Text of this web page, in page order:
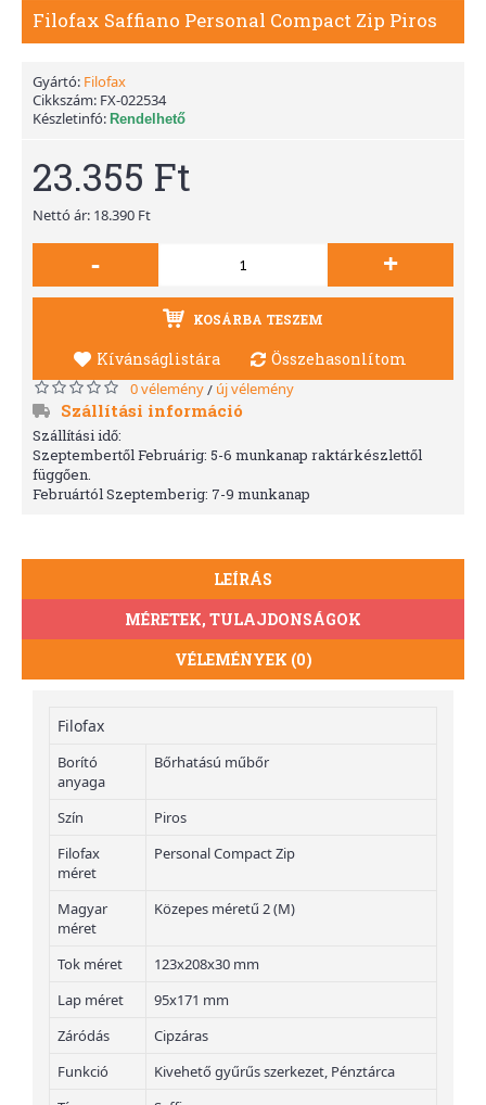
Filofax Saffiano Personal Compact Zip Piros
Gyártó: Filofax
Cikkszám: FX-022534
Készletinfó: Rendelhető
23.355 Ft
Nettó ár: 18.390 Ft
- +
KOSÁRBA TESZEM
Kívánságlistára Összehasonlítom
0 vélemény/ új vélemény
Szállítási információ
Szállítási idő:
Szeptembertől Februárig: 5-6 munkanap raktárkészlettől
függően.
Februártól Szeptemberig: 7-9 munkanap
LEÍRÁS
MÉRETEK, TULAJDONSÁGOK
VÉLEMÉNYEK (0)
Filofax
Borító
anyaga
Bőrhatású műbőr
Szín
Piros
Filofax
méret
Personal Compact Zip
Magyar
méret
Közepes méretű 2 (M)
Tok méret
123x208x30 mm
Lap méret
95x171 mm
Záródás
Cipzáras
Funkció
Kivehető gyűrűs szerkezet, Pénztárca